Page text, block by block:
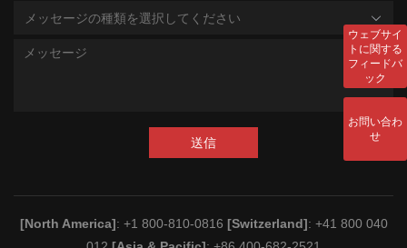
メッセージの種類を選択してください
送信
[North America]: +1 800-810-0816 [Switzerland]: +41 800 040
ウェブサイ
トに関する
フィードバ
ック
お問い合わ
せ